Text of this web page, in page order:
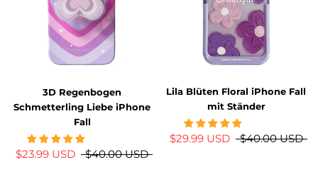
3D Regenbogen
Schmetterling Liebe iPhone
Fall
$23.99 USD $40.00 USD
Lila Blüten Floral iPhone Fall
mit Ständer
$29.99 USD $40.00 USD